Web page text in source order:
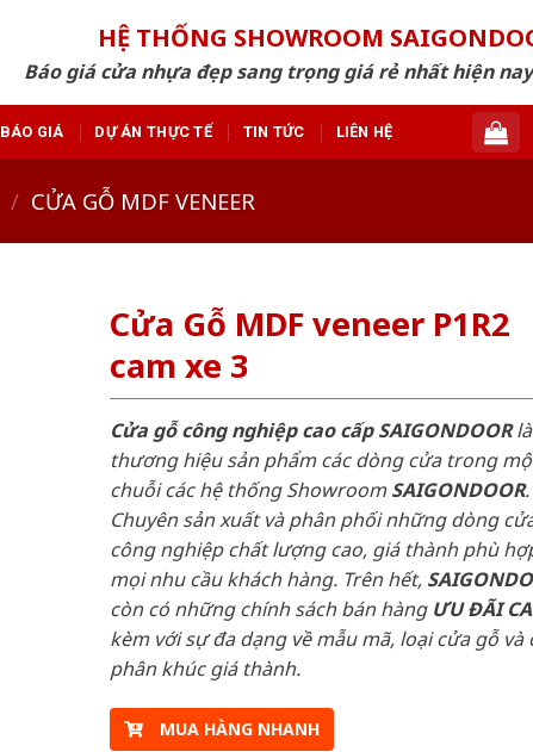
HỆ THỐNG SHOWROOM
Báo giá cửa nhựa đẹp sang trọng giá rẻ nhất hiện nay
BÁO GIÁ DỰ ÁN THỰC TẾ TIN TỨC LIÊN HỆ
/ CỬA GỖ MDF VENEER
Cửa Gỗ MDF veneer P1R2
cam xe 3
Cửa gỗ công nghiệp cao cấp SAIGONDOORlà
thương hiệu sản phẩm các dòng cửa trong
chuỗi các hệ thống ShowroomSAIGONDOOR.
Chuyên sản xuất và phân phối những dòng
công nghiệp chất lượng cao, giá thành phù
mọi nhu cầu khách hàng. Trên hết,
còn có những chính sách bán hàng ƯU ĐÃI
kèm với sự đa dạng về mẫu mã, loại cửa gỗ và
phân khúc giá thành.
MUA HÀNG NHANH